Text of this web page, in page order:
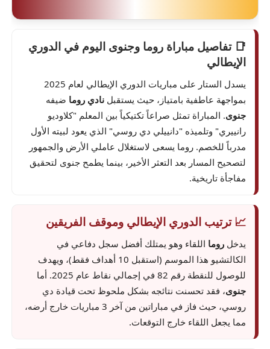
📑 تفاصيل مباراة روما وجنوى اليوم في الدوري
الإيطالي
يسدل الستار على مباريات الدوري الإيطالي لعام 2025
بمواجهة عاطفية بامتياز، حيث يستقبل نادي روما ضيفه
جنوى. المباراة تمثل صراعاً تكتيكياً بين المعلم "كلاوديو
رانييري" وتلميذه "دانييلي دي روسي" الذي يعود لبيته الأول
مدرباً للخصم. روما يسعى لاستغلال عاملي الأرض والجمهور
لتصحيح المسار بعد التعثر الأخير، بينما يطمح جنوى لتحقيق
مفاجأة تاريخية.
📈 ترتيب الدوري الإيطالي وموقف الفريقين
يدخل روما اللقاء وهو يمتلك أفضل سجل دفاعي في
الكالتشيو هذا الموسم (استقبل 10 أهداف فقط)، ويهدف
للوصول للنقطة رقم 82 في إجمالي نقاط عام 2025. أما
جنوى، فقد تحسنت نتائجه بشكل ملحوظ تحت قيادة دي
روسي، حيث فاز في مباراتين من آخر 3 مباريات خارج أرضه،
مما يجعل اللقاء خارج التوقعات.